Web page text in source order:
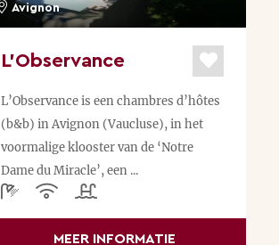
Avignon
L’Observance
L’Observance is een chambres d’hôtes
(b&b) in Avignon (Vaucluse), in het
voormalige klooster van de ‘Notre
Dame du Miracle’, een ...
MEER INFORMATIE